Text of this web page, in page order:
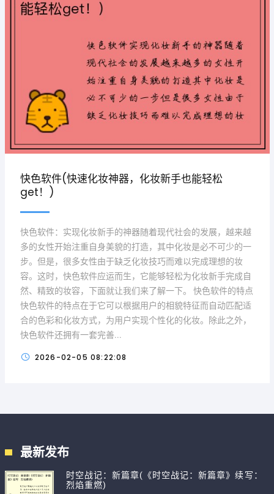
快色软件(快速化妆神器，化妆新手也能轻松
get！)
快色软件：实现化妆新手的神器随着现代社会的发展，越来越
多的女性开始注重自身美貌的打造，其中化妆是必不可少的一
步。但是，很多女性由于缺乏化妆技巧而难以完成理想的妆
容。这时，快色软件应运而生，它能够轻松为化妆新手完成自
然、精致的妆容，下面就让我们来了解一下。 快色软件的特点
快色软件的特点在于它可以根据用户的相貌特征而自动匹配适
合的色彩和化妆方式，为用户实现个性化的化妆。除此之外，
快色软件还拥有一套完善...
2026-02-05 08:22:08
最新发布
时空战记：新篇章(《时空战记：新篇章》续写：
烈焰重燃)